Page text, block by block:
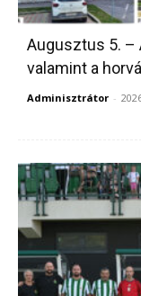
Augusztus 5. –
valamint a
Adminisztrátor -